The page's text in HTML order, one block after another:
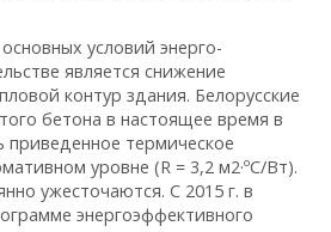
условий энерго­
является снижение
контур здания. Белорусские
бетона в настоящее время в
приведенное термическое
уровне (R = 3,2 м2·ºС/Вт).
ужесточаются. С 2015 г. в
энергоэффективного